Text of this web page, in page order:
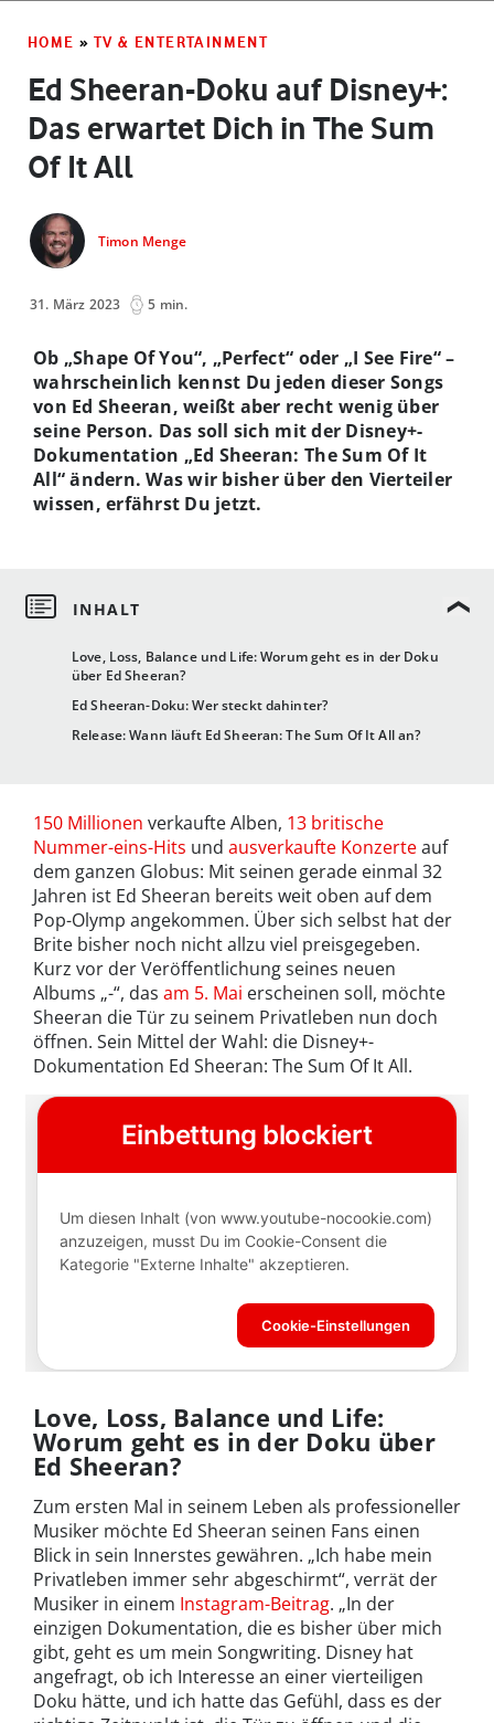
HOME » TV & ENTERTAINMENT
Ed Sheeran-Doku auf Disney+:
Das erwartet Dich in The Sum
Of It All
Timon Menge
31. März 2023 5 min.
Love, Loss, Balance und Life: Worum geht es in der Doku
über Ed Sheeran?
Ed Sheeran-Doku: Wer steckt dahinter?
Release: Wann läuft Ed Sheeran: The Sum Of It All an?
Ob „Shape Of You“, „Perfect“ oder „I See Fire“ –
wahrscheinlich kennst Du jeden dieser Songs
von Ed Sheeran, weißt aber recht wenig über
seine Person. Das soll sich mit der Disney+-
Dokumentation „Ed Sheeran: The Sum Of It
All“ ändern. Was wir bisher über den Vierteiler
wissen, erfährst Du jetzt.
150 Millionen verkaufte Alben, 13 britische
Nummer-eins-Hits und ausverkaufte Konzerteauf
dem ganzen Globus: Mit seinen gerade einmal 32
Jahren ist Ed Sheeran bereits weit oben auf dem
Pop-Olymp angekommen. Über sich selbst hat der
Brite bisher noch nicht allzu viel preisgegeben.
Kurz vor der Veröffentlichung seines neuen
Albums „-“, das am 5. Mai erscheinen soll, möchte
Sheeran die Tür zu seinem Privatleben nun doch
öffnen. Sein Mittel der Wahl: die Disney+-
Dokumentation Ed Sheeran: The Sum Of It All.
Love, Loss, Balance und Life:
Worum geht es in der Doku über
Ed Sheeran?
Zum ersten Mal in seinem Leben als professioneller
Musiker möchte Ed Sheeran seinen Fans einen
Blick in sein Innerstes gewähren. „Ich habe mein
Privatleben immer sehr abgeschirmt“, verrät der
Musiker in einem Instagram-Beitrag. „In der
einzigen Dokumentation, die es bisher über mich
gibt, geht es um mein Songwriting. Disney hat
angefragt, ob ich Interesse an einer vierteiligen
Doku hätte, und ich hatte das Gefühl, dass es der